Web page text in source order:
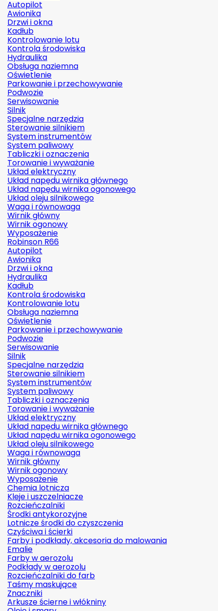
Autopilot
Awionika
Drzwi i okna
Kadłub
Kontrolowanie lotu
Kontrola środowiska
Hydraulika
Obsługa naziemna
Oświetlenie
Parkowanie i przechowywanie
Podwozie
Serwisowanie
Silnik
Specjalne narzędzia
Sterowanie silnikiem
System instrumentów
System paliwowy
Tabliczki i oznaczenia
Torowanie i wyważanie
Układ elektryczny
Układ napędu wirnika głównego
Układ napędu wirnika ogonowego
Układ oleju silnikowego
Waga i równowaga
Wirnik główny
Wirnik ogonowy
Wyposażenie
Robinson R66
Autopilot
Awionika
Drzwi i okna
Hydraulika
Kadłub
Kontrola środowiska
Kontrolowanie lotu
Obsługa naziemna
Oświetlenie
Parkowanie i przechowywanie
Podwozie
Serwisowanie
Silnik
Specjalne narzędzia
Sterowanie silnikiem
System instrumentów
System paliwowy
Tabliczki i oznaczenia
Torowanie i wyważanie
Układ elektryczny
Układ napędu wirnika głównego
Układ napędu wirnika ogonowego
Układ oleju silnikowego
Waga i równowaga
Wirnik główny
Wirnik ogonowy
Wyposażenie
Chemia lotnicza
Kleje i uszczelniacze
Rozcieńczalniki
Środki antykorozyjne
Lotnicze środki do czyszczenia
Czyściwa i ścierki
Farby i podkłady, akcesoria do malowania
Emalie
Farby w aerozolu
Podkłady w aerozolu
Rozcieńczalniki do farb
Taśmy maskujące
Znaczniki
Arkusze ścierne i włókniny